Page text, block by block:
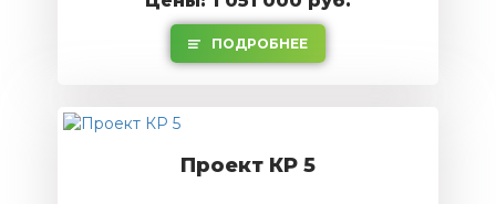
ПОДРОБНЕЕ
Проект КР 5